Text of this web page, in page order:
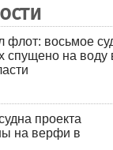
флот: восьмое
спущено на воду
проекта
на верфи в